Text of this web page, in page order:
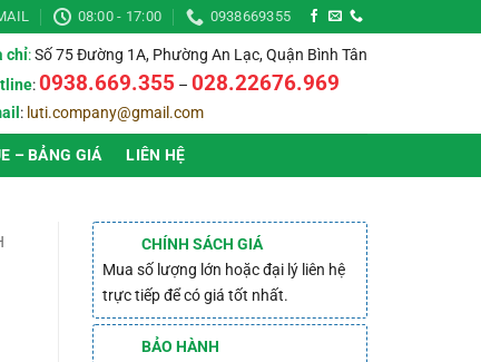
08:00 - 17:00 0938669355
chỉ:Số 75 Đường 1A, Phường An Lạc, Quận Bình Tân
:0938.669.355 – 028.22676.969
: luti.company@gmail.com
– BẢNG GIÁ LIÊN HỆ
CHÍNH SÁCH GIÁ
Mua số lượng lớn hoặc đại lý liên hệ
trực tiếp để có giá tốt nhất.
BẢO HÀNH